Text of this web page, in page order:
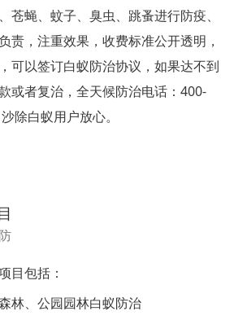
苍蝇、蚊子、臭虫、跳蚤进行防疫、
责，注重效果，收费标准公开透明，
可以签订白蚁防治协议，如果达不到
或者复治，全天候防治电话：400-
除白蚁用户放心。
目包括：
林、公园园林白蚁防治